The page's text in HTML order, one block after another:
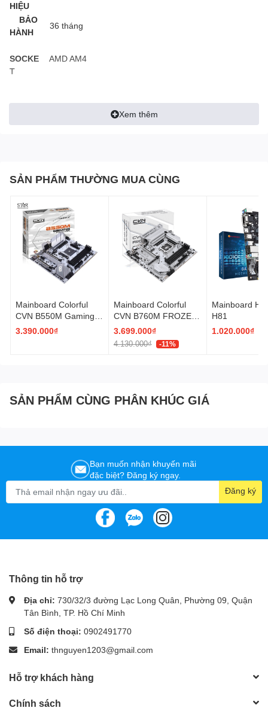
HIỆU
BẢO
HÀNH
36 tháng
SOCKE
T
AMD AM4
KHE
RAM
TRỢ
3200MHz, 3333MHz, 3466MHz, 3600MHz, 3733MHz,
Xem thêm
SẢN PHẨM THƯỜNG MUA CÙNG
Mainboard Colorful
CVN B550M Gaming
Frozen V14
3.390.000₫
Mainboard Colorful
CVN B760M FROZEN
WIFI PLUS DDR5 V20
3.699.000₫
4.130.000₫ -11%
Mainboard
H81
1.020.000₫
SẢN PHẨM CÙNG PHÂN KHÚC GIÁ
Bạn muốn nhận khuyến mãi
đặc biệt? Đăng ký ngay.
Đăng ký
Thông tin hỗ trợ
Địa chỉ: 730/32/3 đường Lạc Long Quân, Phường 09, Quận
Tân Bình, TP. Hồ Chí Minh
Số điện thoại: 0902491770
Email: thnguyen1203@gmail.com
Hỗ trợ khách hàng
Chính sách